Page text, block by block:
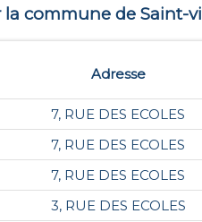
la commune de Saint-
Adresse
7, RUE DES ECOLES
7, RUE DES ECOLES
7, RUE DES ECOLES
3, RUE DES ECOLES